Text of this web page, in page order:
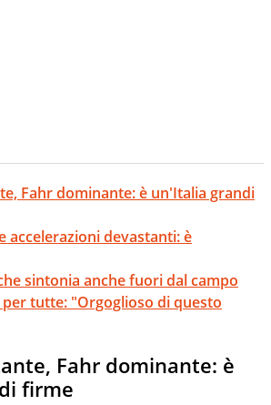
Fahr dominante: è un'Italia grandi
accelerazioni devastanti: è
sintonia anche fuori dal campo
per tutte: "Orgoglioso di questo
Fahr dominante: è
firme